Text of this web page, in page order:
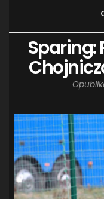
Sparing: